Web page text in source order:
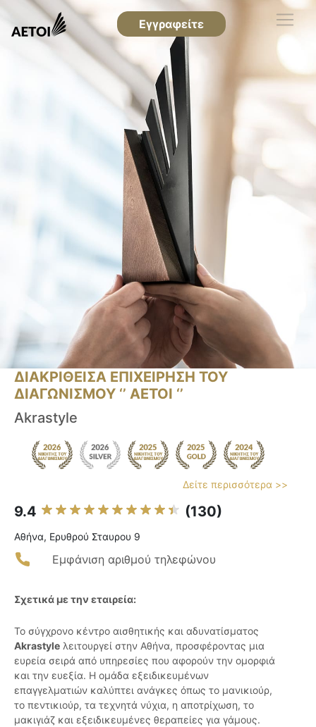
Εγγραφείτε
ΔΙΑΚΡΙΘΕΙΣΑ ΕΠΙΧΕΙΡΗΣΗ ΤΟΥ
ΔΙΑΓΩΝΙΣΜΟΥ ‘’ ΑΕΤΟΙ ‘’
Akrastyle
Δείτε περισσότερα >>
9.4 (130)
Αθήνα, Ερυθρού Σταυρου 9
Εμφάνιση αριθμού τηλεφώνου
Σχετικά με την εταιρεία:
Το σύγχρονο κέντρο αισθητικής και αδυνατίσματος
Akrastyle λειτουργεί στην Αθήνα, προσφέροντας μια
ευρεία σειρά από υπηρεσίες που αφορούν την ομορφιά
και την ευεξία. Η ομάδα εξειδικευμένων
επαγγελματιών καλύπτει ανάγκες όπως το μανικιούρ,
το πεντικιούρ, τα τεχνητά νύχια, η αποτρίχωση, το
μακιγιάζ και εξειδικευμένες θεραπείες για γάμους.